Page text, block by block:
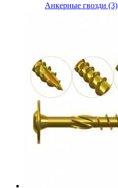
Анкерные гвозди (3)